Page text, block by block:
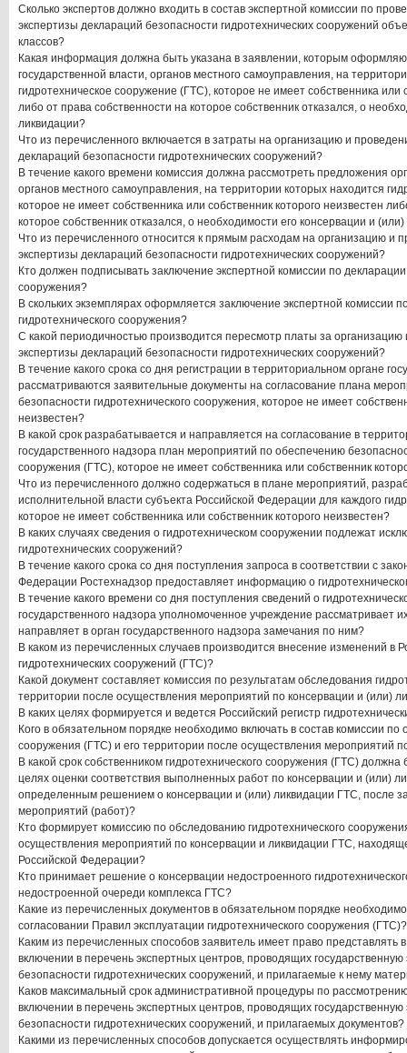
Сколько экспертов должно входить в состав экспертной комиссии по
экспертизы деклараций безопасности гидротехнических сооружений
классов?
Какая информация должна быть указана в заявлении, которым
государственной власти, органов местного самоуправления, на
гидротехническое сооружение (ГТС), которое не имеет собственника или
либо от права собственности на которое собственник отказался, о
ликвидации?
Что из перечисленного включается в затраты на организацию и
деклараций безопасности гидротехнических сооружений?
В течение какого времени комиссия должна рассмотреть предложения
органов местного самоуправления, на территории которых находится
которое не имеет собственника или собственник которого неизвестен
которое собственник отказался, о необходимости его консервации и
Что из перечисленного относится к прямым расходам на организацию и
экспертизы деклараций безопасности гидротехнических сооружений?
Кто должен подписывать заключение экспертной комиссии по
сооружения?
В скольких экземплярах оформляется заключение экспертной комиссии
гидротехнического сооружения?
С какой периодичностью производится пересмотр платы за организацию
экспертизы деклараций безопасности гидротехнических сооружений?
В течение какого срока со дня регистрации в территориальном органе
рассматриваются заявительные документы на согласование плана
безопасности гидротехнического сооружения, которое не имеет
неизвестен?
В какой срок разрабатывается и направляется на согласование в
государственного надзора план мероприятий по обеспечению
сооружения (ГТС), которое не имеет собственника или собственник
Что из перечисленного должно содержаться в плане мероприятий,
исполнительной власти субъекта Российской Федерации для каждого
которое не имеет собственника или собственник которого неизвестен?
В каких случаях сведения о гидротехническом сооружении подлежат
гидротехнических сооружений?
В течение какого срока со дня поступления запроса в соответствии с
Федерации Ростехнадзор предоставляет информацию о
В течение какого времени со дня поступления сведений о
государственного надзора уполномоченное учреждение рассматривает
направляет в орган государственного надзора замечания по ним?
В каком из перечисленных случаев производится внесение изменений в
гидротехнических сооружений (ГТС)?
Какой документ составляет комиссия по результатам обследования
территории после осуществления мероприятий по консервации и (или)
В каких целях формируется и ведется Российский регистр
Кого в обязательном порядке необходимо включать в состав комиссии по
сооружения (ГТС) и его территории после осуществления мероприятий
В какой срок собственником гидротехнического сооружения (ГТС)
целях оценки соответствия выполненных работ по консервации и (или)
определенным решением о консервации и (или) ликвидации ГТС, после
мероприятий (работ)?
Кто формирует комиссию по обследованию гидротехнического
осуществления мероприятий по консервации и ликвидации ГТС,
Российской Федерации?
Кто принимает решение о консервации недостроенного
недостроенной очереди комплекса ГТС?
Какие из перечисленных документов в обязательном порядке
согласовании Правил эксплуатации гидротехнического сооружения (ГТС)?
Каким из перечисленных способов заявитель имеет право представлять
включении в перечень экспертных центров, проводящих государственную
безопасности гидротехнических сооружений, и прилагаемые к нему
Каков максимальный срок административной процедуры по
включении в перечень экспертных центров, проводящих государственную
безопасности гидротехнических сооружений, и прилагаемых документов?
Какими из перечисленных способов допускается осуществлять